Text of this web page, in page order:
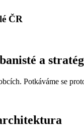
ČR
a
Potkáváme se